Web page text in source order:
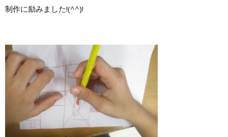
制作に励みました!(^^)!